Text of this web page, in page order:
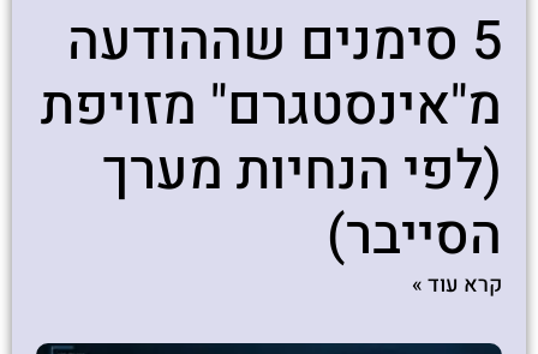
5 סימנים שההודעה
מ"אינסטגרם" מזויפת
(לפי הנחיות מערך
הסייבר)
קרא עוד »